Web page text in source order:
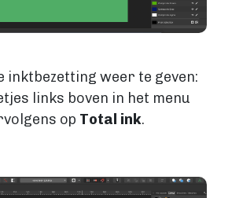
inktbezetting weer te geven:
links boven in het menu
op Total ink.